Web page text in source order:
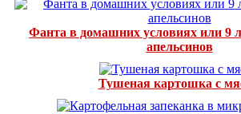
Фанта в домашних условиях или 9
апельсинов
Тушеная картошка с